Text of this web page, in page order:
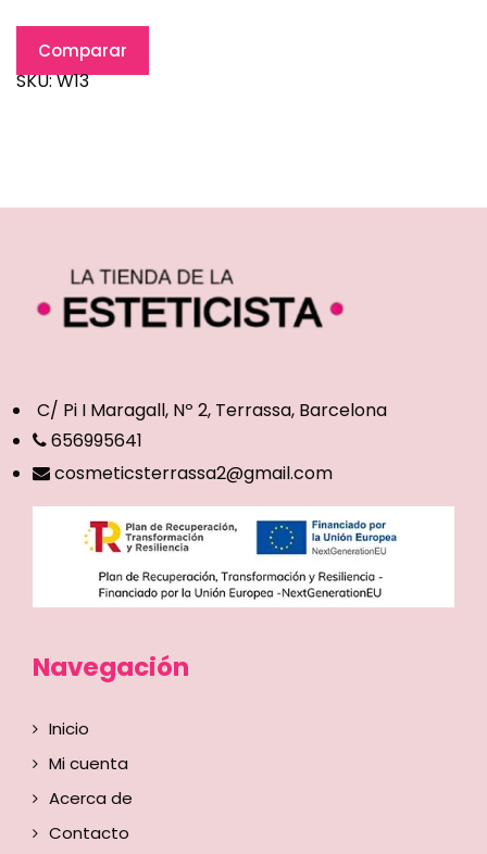
Comparar
SKU:W13
C/ Pi I Maragall, Nº 2, Terrassa, Barcelona
656995641
cosmeticsterrassa2@gmail.com
Navegación
Inicio
Mi cuenta
Acerca de
Contacto